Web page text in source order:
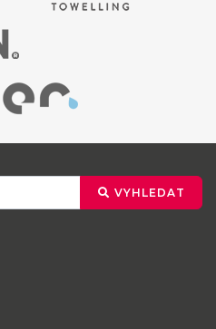
VYHLEDAT